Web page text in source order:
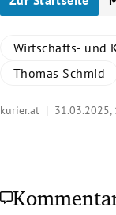
Wirtschafts- und
Thomas Schmid
kurier.at | 31.03.2025,